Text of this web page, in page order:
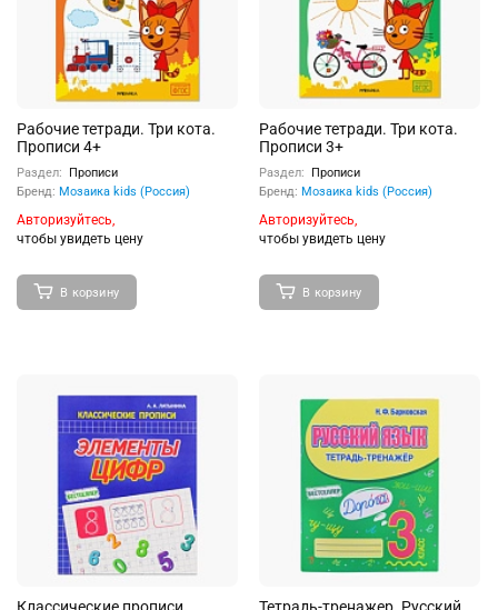
Рабочие тетради. Три кота.
Прописи 4+
Раздел:
Прописи
Бренд: Мозаика kids (Россия)
Авторизуйтесь,
чтобы увидеть цену
В корзину
Рабочие тетради. Три кота.
Прописи 3+
Раздел:
Прописи
Бренд: Мозаика kids (Россия)
Авторизуйтесь,
чтобы увидеть цену
В корзину